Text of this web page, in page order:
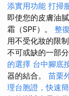
添實用功能 打掃
即使您的皮膚油
霜（SPF）。 整
用不受化妝的限
不可或缺的一部分
的選擇 台中腳底
器的結合。 苗栗
理台胞證，快速